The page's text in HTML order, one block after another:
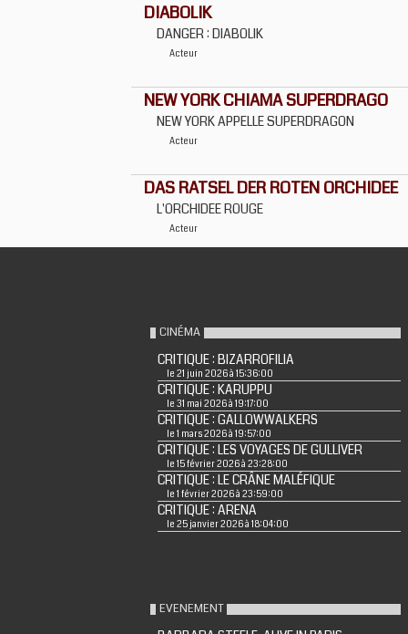
DIABOLIK
DANGER : DIABOLIK
Acteur
NEW YORK CHIAMA SUPERDRAGO
NEW YORK APPELLE SUPERDRAGON
Acteur
DAS RATSEL DER ROTEN ORCHIDEE
L'ORCHIDEE ROUGE
Acteur
CINÉMA
CRITIQUE : BIZARROFILIA
le 21 juin 2026 à 15:36:00
CRITIQUE : KARUPPU
le 31 mai 2026 à 19:17:00
CRITIQUE : GALLOWWALKERS
le 1 mars 2026 à 19:57:00
CRITIQUE : LES VOYAGES DE GULLIVER
le 15 février 2026 à 23:28:00
CRITIQUE : LE CRÂNE MALÉFIQUE
le 1 février 2026 à 23:59:00
CRITIQUE : ARENA
le 25 janvier 2026 à 18:04:00
EVENEMENT